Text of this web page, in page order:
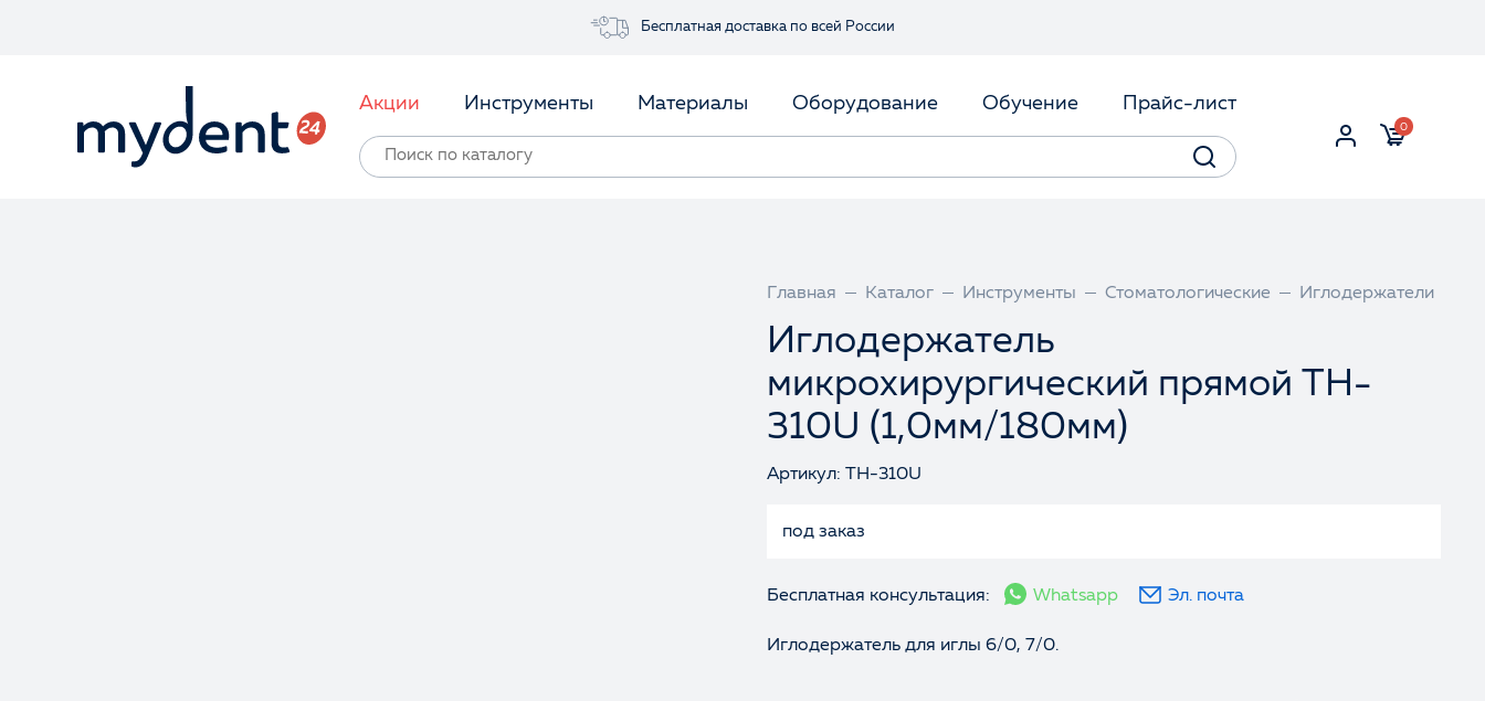
Бесплатная доставка по всей России
Акции Инструменты Материалы Оборудование Обучение Прайс-лист
0
Главная Каталог Инструменты Стоматологические Иглодержатели
Иглодержатель
микрохирургический прямой TH-
310U (1,0мм/180мм)
Артикул: TH-310U
под заказ
Бесплатная консультация: Whatsapp Эл. почта
Иглодержатель для иглы 6/0, 7/0.